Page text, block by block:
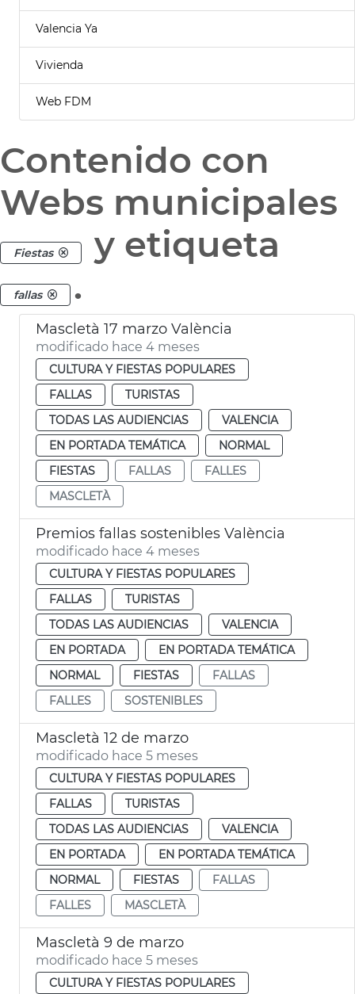
Valencia Ya
Vivienda
Web FDM
Contenido con
Webs municipales
Fiestas y etiqueta
fallas .
Mascletà 17 marzo València
modificado hace 4 meses
CULTURA Y FIESTAS POPULARES
FALLAS
TURISTAS
TODAS LAS AUDIENCIAS
VALENCIA
EN PORTADA TEMÁTICA
NORMAL
FIESTAS
FALLAS
FALLES
MASCLETÀ
Premios fallas sostenibles València
modificado hace 4 meses
CULTURA Y FIESTAS POPULARES
FALLAS
TURISTAS
TODAS LAS AUDIENCIAS
VALENCIA
EN PORTADA
EN PORTADA TEMÁTICA
NORMAL
FIESTAS
FALLAS
FALLES
SOSTENIBLES
Mascletà 12 de marzo
modificado hace 5 meses
CULTURA Y FIESTAS POPULARES
FALLAS
TURISTAS
TODAS LAS AUDIENCIAS
VALENCIA
EN PORTADA
EN PORTADA TEMÁTICA
NORMAL
FIESTAS
FALLAS
FALLES
MASCLETÀ
Mascletà 9 de marzo
modificado hace 5 meses
CULTURA Y FIESTAS POPULARES